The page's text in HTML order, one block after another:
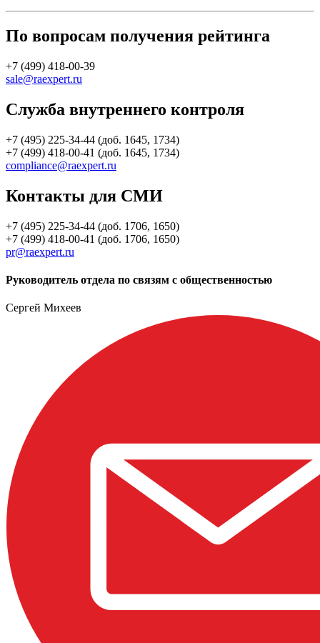
По вопросам получения рейтинга
+7 (499) 418-00-39
sale@raexpert.ru
Служба внутреннего контроля
+7 (495) 225-34-44 (доб. 1645, 1734)
+7 (499) 418-00-41 (доб. 1645, 1734)
compliance@raexpert.ru
Контакты для СМИ
+7 (495) 225-34-44 (доб. 1706, 1650)
+7 (499) 418-00-41 (доб. 1706, 1650)
pr@raexpert.ru
Руководитель отдела по связям с общественностью
Сергей Михеев